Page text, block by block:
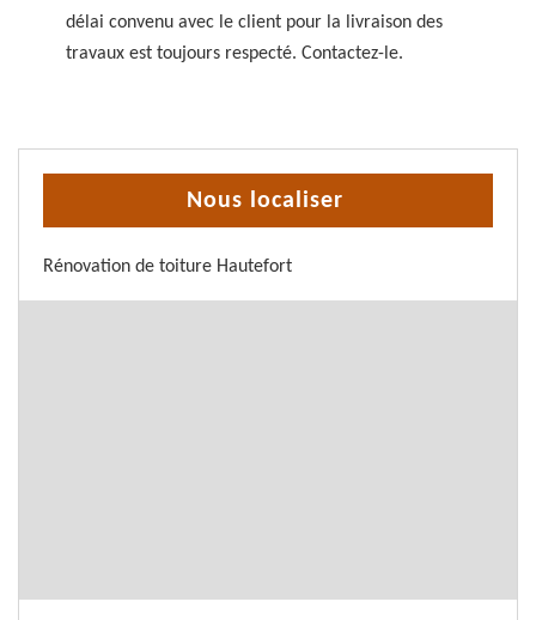
délai convenu avec le client pour la livraison des
travaux est toujours respecté. Contactez-le.
Nous localiser
Rénovation de toiture Hautefort